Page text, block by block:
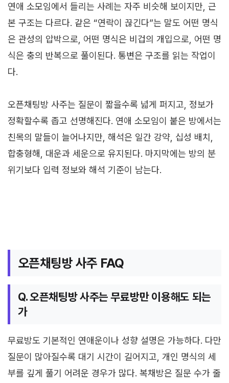
연애 소모임에서 들리는 사례는 자주 비슷해 보이지만, 근
본 구조는 다르다. 같은 “연락이 끊긴다”는 말도 어떤 명식
은 관성의 압박으로, 어떤 명식은 비겁의 개입으로, 어떤 명
식은 충의 반복으로 풀이된다. 통변은 구조를 읽는 작업이
다.
오픈채팅방 사주는 질문이 짧을수록 넓게 퍼지고, 정보가
정확할수록 좁고 선명해진다. 연애 소모임이 붙은 방에서는
친목의 말들이 늘어나지만, 해석은 일간 강약, 십성 배치,
합충형해, 대운과 세운으로 유지된다. 마지막에는 방의 분
위기보다 입력 정보와 해석 기준이 남는다.
오픈채팅방 사주 FAQ
Q. 오픈채팅방 사주는 무료방만 이용해도 되는
가
무료방도 기본적인 연애운이나 성향 설명은 가능하다. 다만
질문이 많아질수록 대기 시간이 길어지고, 개인 명식의 세
부를 깊게 풀기 어려운 경우가 많다. 복채방은 질문 수가 줄